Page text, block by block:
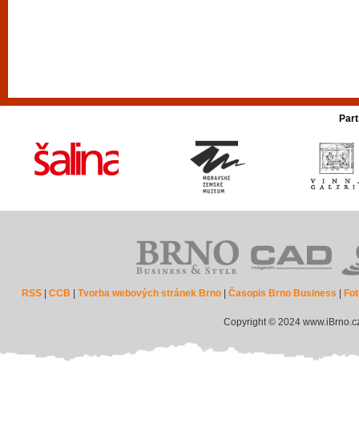
RSS |CCB |Tvorba webových stránek Brno |Časopis Brno Business
Copyright © 2024